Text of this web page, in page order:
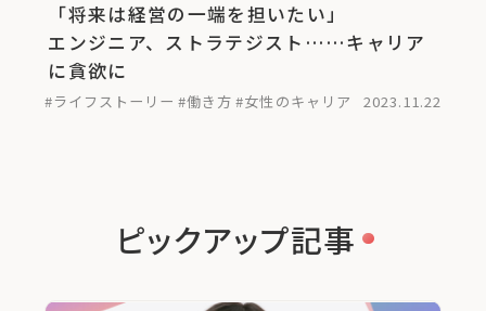
「将来は経営の一端を担いたい」
エンジニア、ストラテジスト……キャリア
に貪欲に
#ライフストーリー #働き方 #女性のキャリア 2023.11.22
ピックアップ記事